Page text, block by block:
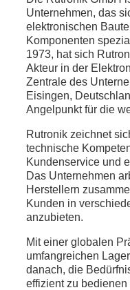
Unternehmen, das
elektronischen
Komponenten
1973, hat sich
Akteur in der
Zentrale des
Eisingen,
Angelpunkt für die
Rutronik zeichnet
technische
Kundenservice und
Das Unternehmen
Herstellern
Kunden in
anzubieten.
Mit einer globalen
umfangreichen
danach, die
effizient zu